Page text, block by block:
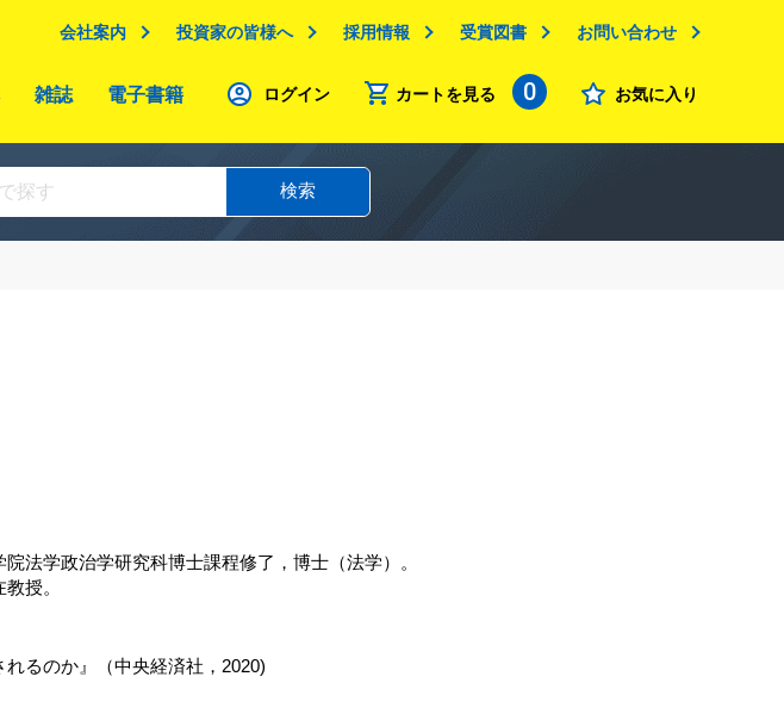
会社案内 投資家の皆様へ 採用情報 受賞図書 お問い合わせ
雑誌 電子書籍 ログイン カートを見る 0 お気に入り
検索
法学政治学研究科博士課程修了，博士（法学）。
授。
れるのか』（中央経済社，2020)